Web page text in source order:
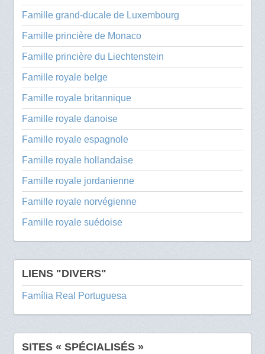
Famille grand-ducale de Luxembourg
Famille princière de Monaco
Famille princière du Liechtenstein
Famille royale belge
Famille royale britannique
Famille royale danoise
Famille royale espagnole
Famille royale hollandaise
Famille royale jordanienne
Famille royale norvégienne
Famille royale suédoise
LIENS "DIVERS"
Família Real Portuguesa
SITES « SPÉCIALISÉS »